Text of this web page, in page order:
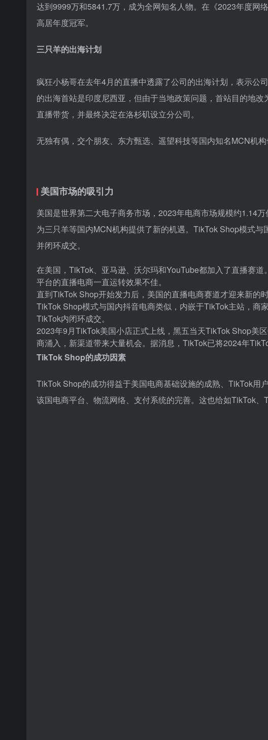
达到9999万和5841.7万，成为全网知名人物。在《2023年度网
高居年度冠军。
三只羊的出海计划
疯狂小杨哥在去年4月的直播中透露了公司的出海计划，表示公
的出海首站是印度尼西亚，但由于当地政策问题，首站目的地
直播带货，并最终决定在洛杉矶设立分公司。
无独有偶，交个朋友、东方甄选、遥望科技等国内知名MCN机构
美国市场的吸引力
美国是世界第二大电子商务市场，2023年电商市场规模约1.14
为三只羊等国内MCN机构提供了新的机遇。TikTok Shop模式
并闭环成交。
在美国，TikTok、亚马逊、沃尔玛和YouTube都加入了直播赛
平台的直播电商一直运转效果不佳。
直到TikTok Shop开始发力后，美国的直播电商赛道才迎来新的时
TikTok Shop模式与国内抖音电商类似，内嵌于TikTok主站，商
TikTok内闭环成交。
2023年9月TikTok美国小店正式上线，黑五当天TikTok Shop美
商涌入，新渠道带来大量机会。据消息，TikTok已将2024年
TikTok Shop的成功因素
TikTok Shop的成功得益于美国电商基础设施的成熟、TikTok用
该国电商平台、物流网络、支付系统的完善。这也给如TikTok、